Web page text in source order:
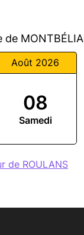
de
Août 2026
08
Samedi
de ROULANS